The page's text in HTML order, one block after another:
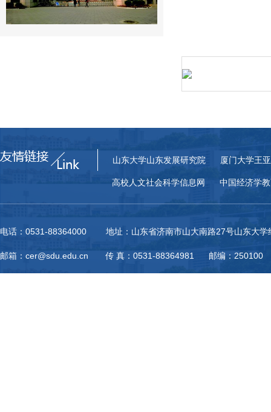
山东大学山东发展研究院 厦门大学王
高校人文社会科学信息网 中国经济学
电话：0531-88364000 地址：山东省济南市山大南路27号山东大学
邮箱：cer@sdu.edu.cn 传 真：0531-88364981 邮编：250100